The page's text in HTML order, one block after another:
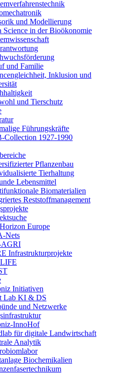
und Modellierung
Science in der Bioökonomie
und Familie
Inklusion und
und Tierschutz
Führungskräfte
Collection 1927-1990
Pflanzenbau
Tierhaltung
Lebensmittel
Biomaterialien
Reststoffmanagement
Europe
Nets
AGRI
Infrastrukturprojekte
Initiativen
Lab KI & DS
und Netzwerke
InnoHof
für digitale Landwirtschaft
Analytik
Biochemikalien